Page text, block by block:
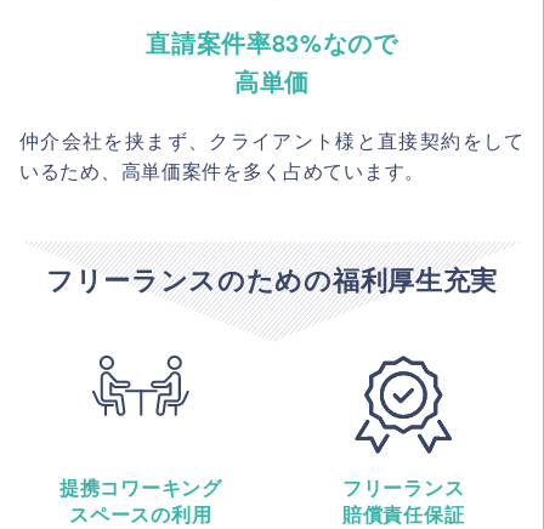
直請案件率83%なので
高単価
仲介会社を挟まず、クライアント様と直接契約をして
いるため、高単価案件を多く占めています。
フリーランスのための福利厚生充実
提携コワーキング
スペースの利用
フリーランス
賠償責任保証